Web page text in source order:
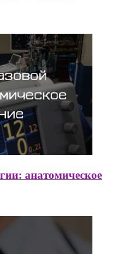
анатомическое